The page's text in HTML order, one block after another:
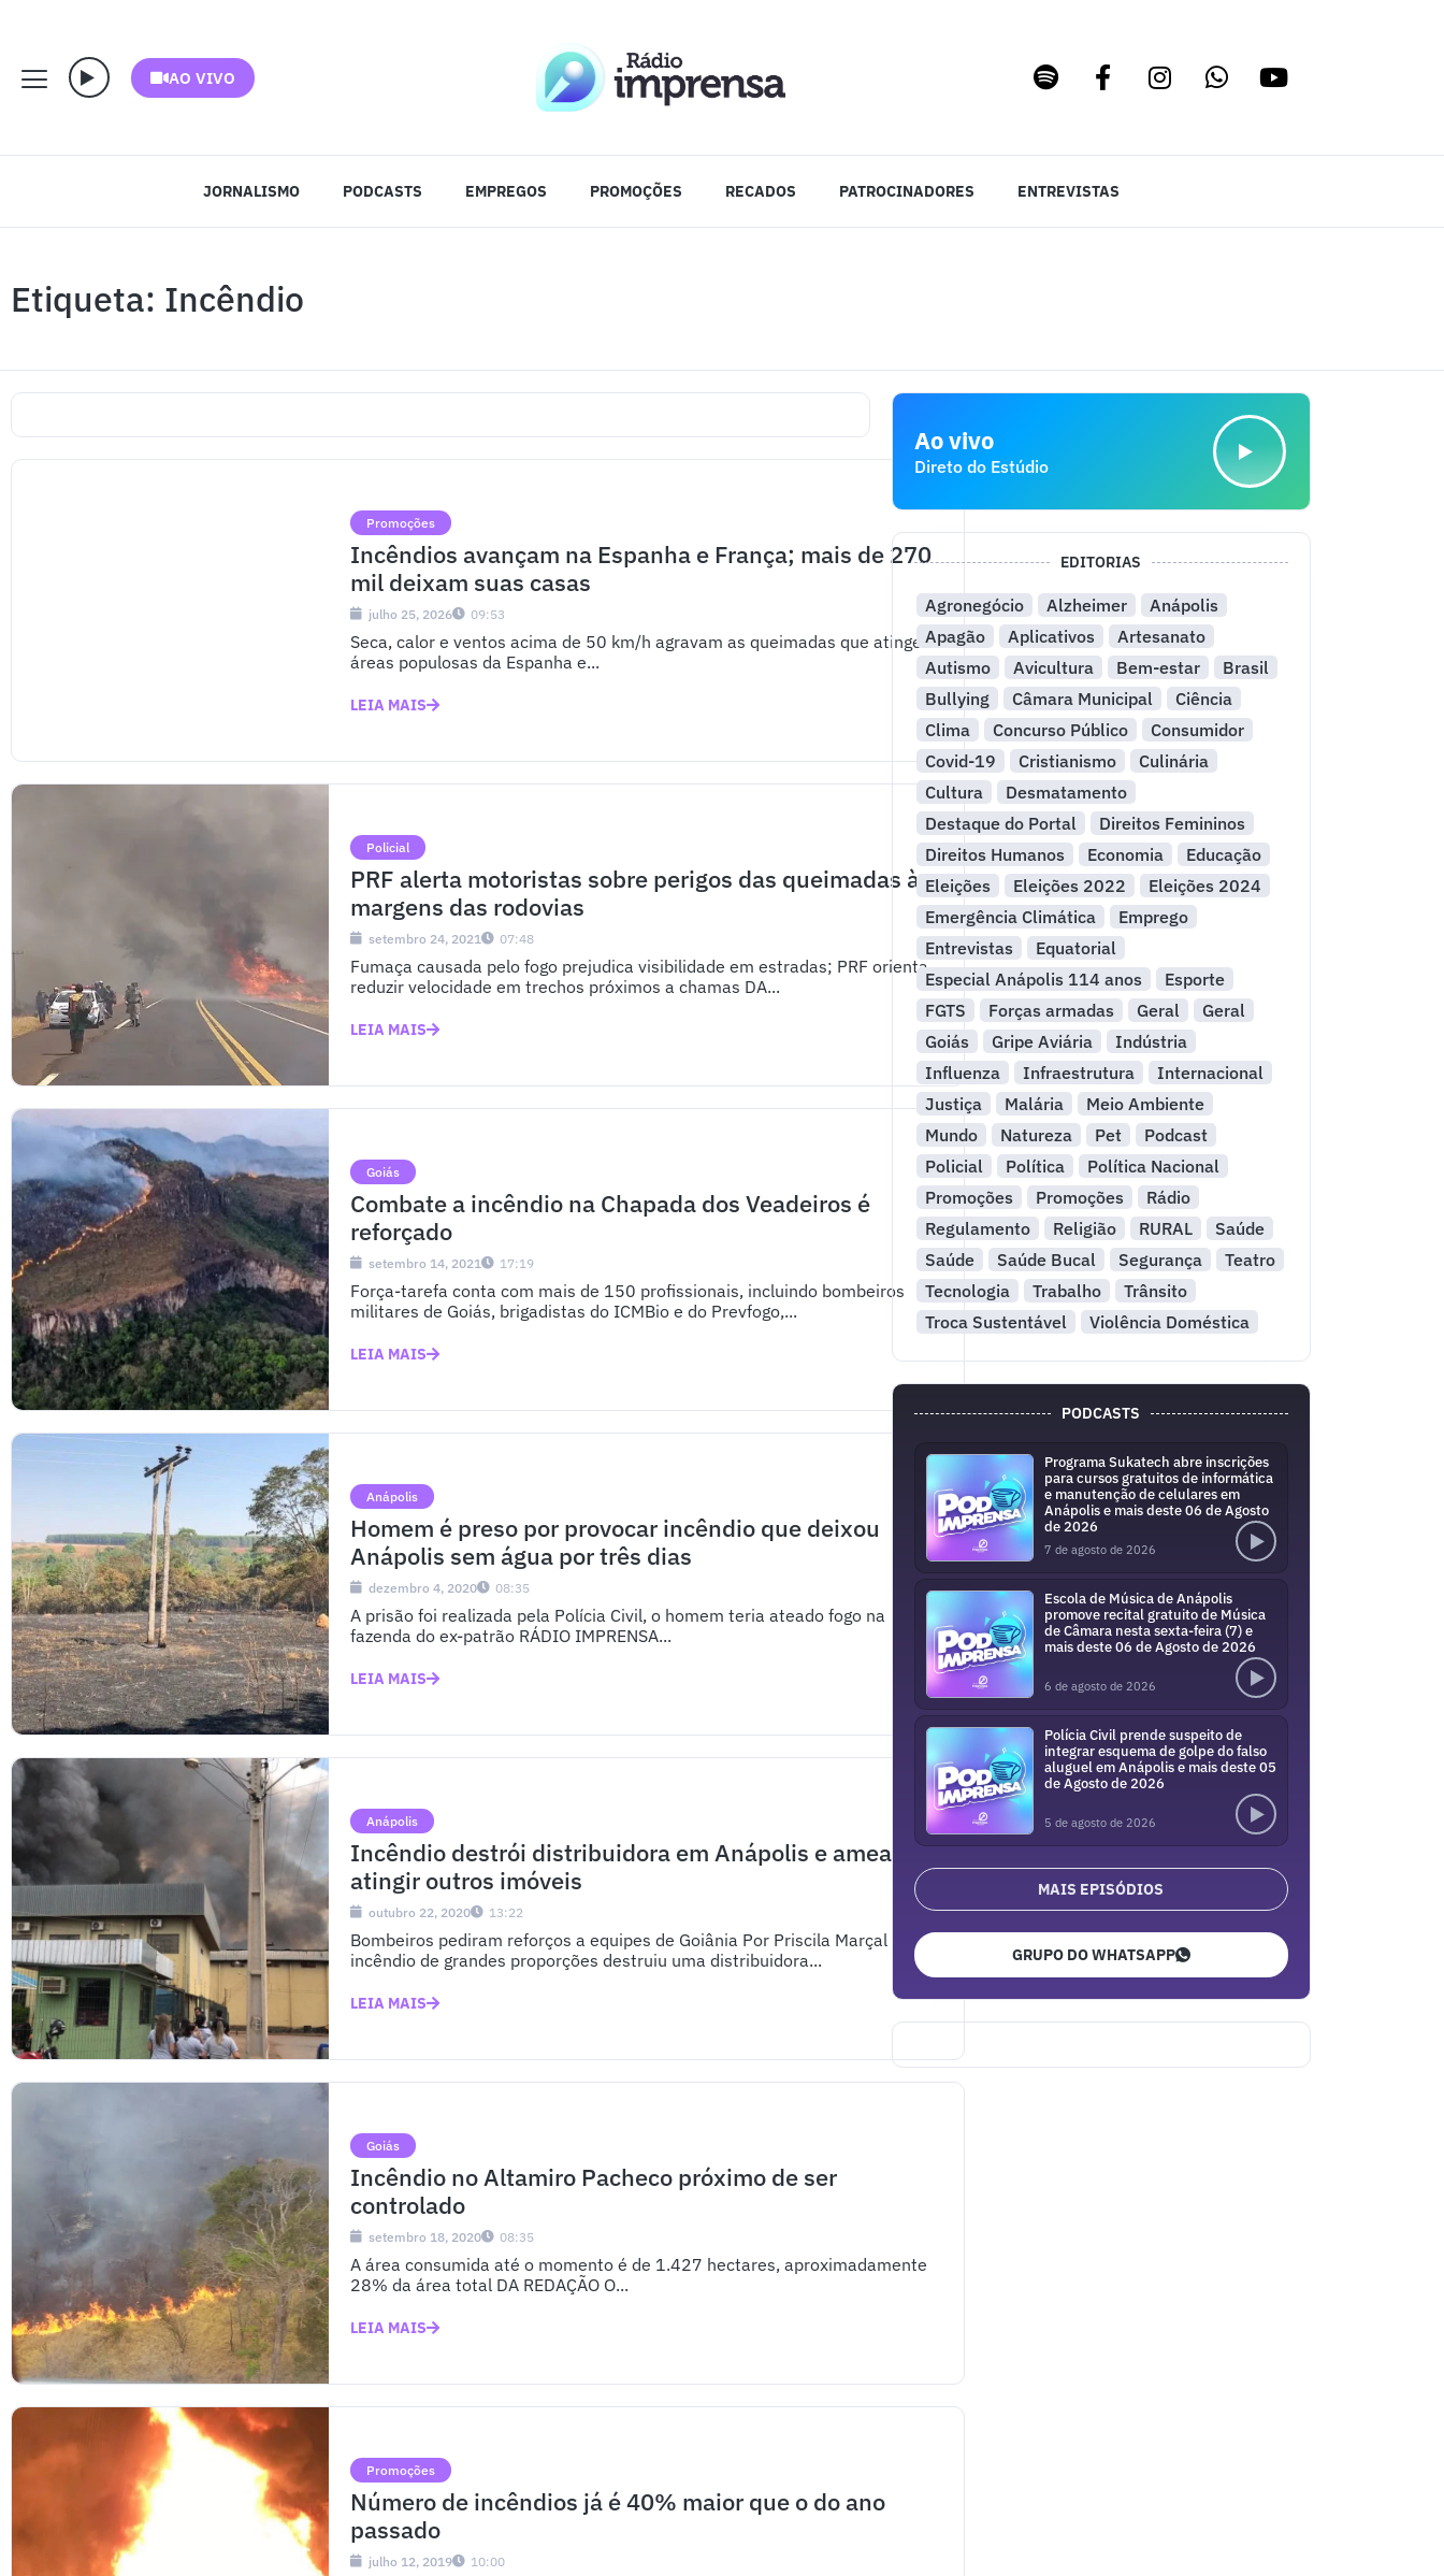
AO VIVO
JORNALISMO PODCASTS EMPREGOS PROMOÇÕES RECADOS PATROCINADORES ENTREVISTAS
Etiqueta: Incêndio
Promoções
Incêndios avançam na Espanha e França; mais de 270
mil deixam suas casas
julho 25, 2026 09:53
Seca, calor e ventos acima de 50 km/h agravam as queimadas que atingem
áreas populosas da Espanha e...
LEIA MAIS
Policial
PRF alerta motoristas sobre perigos das queimadas às
margens das rodovias
setembro 24, 2021 07:48
Fumaça causada pelo fogo prejudica visibilidade em estradas; PRF orienta
reduzir velocidade em trechos próximos a chamas DA...
LEIA MAIS
Goiás
Combate a incêndio na Chapada dos Veadeiros é
reforçado
setembro 14, 2021 17:19
Força-tarefa conta com mais de 150 profissionais, incluindo bombeiros
militares de Goiás, brigadistas do ICMBio e do Prevfogo,...
LEIA MAIS
Anápolis
Homem é preso por provocar incêndio que deixou
Anápolis sem água por três dias
dezembro 4, 2020 08:35
A prisão foi realizada pela Polícia Civil, o homem teria ateado fogo na
fazenda do ex-patrão RÁDIO IMPRENSA...
LEIA MAIS
Anápolis
Incêndio destrói distribuidora em Anápolis e ameaça
atingir outros imóveis
outubro 22, 2020 13:22
Bombeiros pediram reforços a equipes de Goiânia Por Priscila Marçal Um
incêndio de grandes proporções destruiu uma distribuidora...
LEIA MAIS
Goiás
Incêndio no Altamiro Pacheco próximo de ser
controlado
setembro 18, 2020 08:35
A área consumida até o momento é de 1.427 hectares, aproximadamente
28% da área total DA REDAÇÃO O...
LEIA MAIS
Promoções
Número de incêndios já é 40% maior que o do ano
passado
julho 12, 2019 10:00
Ao vivo
Direto do Estúdio
EDITORIAS
Agronegócio Alzheimer
Anápolis
Apagão
Aplicativos
Artesanato
Autismo
Avicultura Bem-estar
Brasil
Bullying
Câmara Municipal
Ciência
Clima
Concurso Público
Consumidor
Covid-19
Cristianismo
Culinária
Cultura
Desmatamento
Destaque do Portal
Direitos Femininos
Direitos Humanos
Economia
Educação
Eleições
Eleições 2022
Eleições 2024
Emergência Climática
Emprego
Entrevistas
Equatorial
Especial Anápolis 114 anos
Esporte
FGTS
Forças armadas Geral
Geral
Goiás
Gripe Aviária
Indústria
Influenza
Infraestrutura
Internacional
Justiça
Malária
Meio Ambiente
Mundo
Natureza Pet
Podcast
Policial
Política
Política Nacional
Promoções
Promoções
Rádio
Regulamento
Religião RURAL
Saúde
Saúde
Saúde Bucal Segurança
Teatro
Tecnologia
Trabalho
Trânsito
Troca Sustentável
Violência Doméstica
PODCASTS
Programa Sukatech abre inscrições
para cursos gratuitos de informática
e manutenção de celulares em
Anápolis e mais deste 06 de Agosto
de 2026
7 de agosto de 2026
Escola de Música de Anápolis
promove recital gratuito de Música
de Câmara nesta sexta-feira (7) e
mais deste 06 de Agosto de 2026
6 de agosto de 2026
Polícia Civil prende suspeito de
integrar esquema de golpe do falso
aluguel em Anápolis e mais deste 05
de Agosto de 2026
5 de agosto de 2026
MAIS EPISÓDIOS
GRUPO DO WHATSAPP